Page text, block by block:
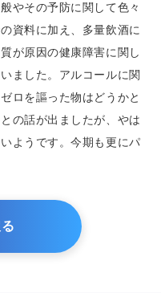
やその予防に関して色々
資料に加え、多量飲酒に
が原因の健康障害に関し
ました。アルコールに関
ロを謳った物はどうかと
の話が出ましたが、やは
ようです。今期も更にパ